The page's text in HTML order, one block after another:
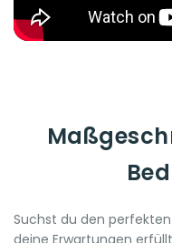
Suchst du den
deine Erwartungen